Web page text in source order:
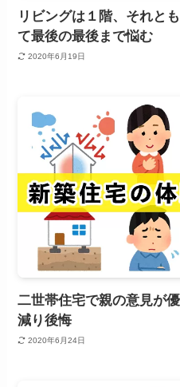
リビングは１階、それと
て最後の最後まで悩む
2020年6月19日
二世帯住宅で親の意見が
減り後悔
2020年6月24日